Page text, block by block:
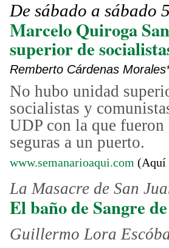
De sábado a sábado
Marcelo Quiroga
superior de
Remberto Cárdenas
No hubo unidad
socialistas y
UDP con la que
seguras a un puerto.
www.semanarioaqui.com (Aquí
La Masacre de San
El baño de Sangre
Guillermo Lora